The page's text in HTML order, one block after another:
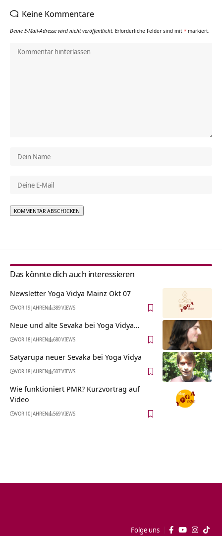
Keine Kommentare
Deine E-Mail-Adresse wird nicht veröffentlicht. Erforderliche Felder sind mit * markiert.
Das könnte dich auch interessieren
Newsletter Yoga Vidya Mainz Okt 07
VOR 19 JAHREN 389 VIEWS
Neue und alte Sevaka bei Yoga Vidya…
VOR 18 JAHREN 680 VIEWS
Satyarupa neuer Sevaka bei Yoga Vidya
VOR 18 JAHREN 507 VIEWS
Wie funktioniert PMR? Kurzvortrag auf
Video
VOR 10 JAHREN 569 VIEWS
Folge uns